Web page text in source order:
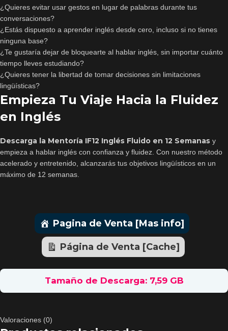
¿Quieres evitar usar gestos en lugar de palabras durante tus
conversaciones?
¿Estás dispuesto a aprender inglés desde cero, incluso si no tienes
ninguna base?
¿Te gustaría dejar de bloquearte al hablar inglés, sin importar cuánto
tiempo lleves estudiando?
¿Quieres tener la libertad de tomar decisiones sin limitaciones
lingüísticas?
Empieza Tu Viaje Hacia la Fluidez
en Inglés
Descarga la Mentoría IF12 Inglés Fluido en 12 Semanas y
empieza a hablar inglés con confianza y fluidez. Con nuestro método
acelerado y entretenido, alcanzarás tus objetivos lingüísticos en un
máximo de 12 semanas.
Pagina de Venta [Mas info]
Página de Venta [Cache]
Tamaño de Descarga: 7,59 GB
Valoraciones (0)